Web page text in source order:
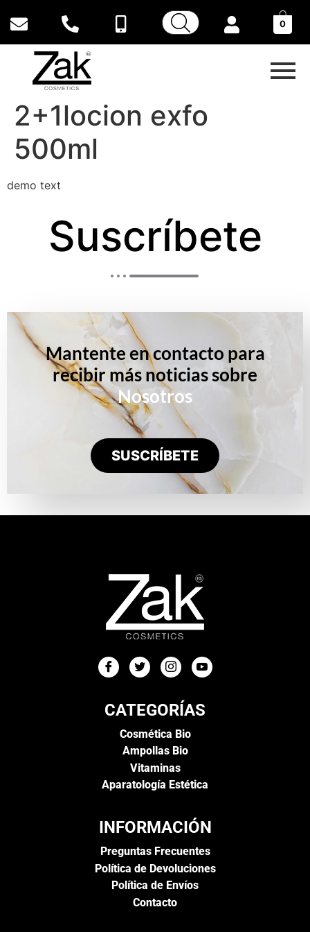
0
2+1locion exfo
500ml
demo text
Suscríbete
Mantente en contacto para
recibir más noticias sobre
Nosotros
SUSCRÍBETE
CATEGORÍAS
Cosmética Bio
Ampollas Bio
Vitaminas
Aparatología Estética
INFORMACIÓN
Preguntas Frecuentes
Política de Devoluciones
Política de Envíos
Contacto